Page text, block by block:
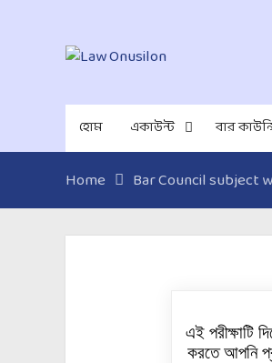
হোম একাউন্ট বার
Home Bar Council subject
এই পরীক্ষাটি
করতে আপনি